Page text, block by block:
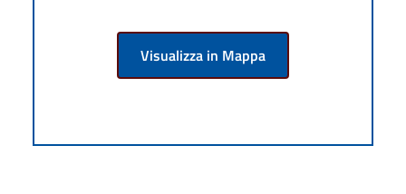
Visualizza in Mappa